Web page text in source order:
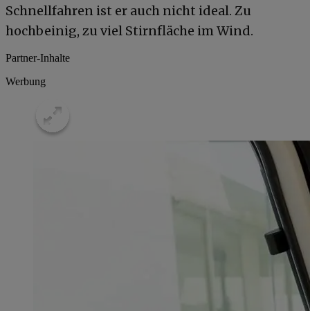
Schnellfahren ist er auch nicht ideal. Zu
hochbeinig, zu viel Stirnfläche im Wind.
Partner-Inhalte
Werbung